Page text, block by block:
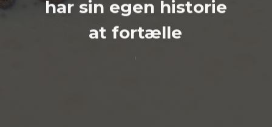
har sin egen historie
at fortælle